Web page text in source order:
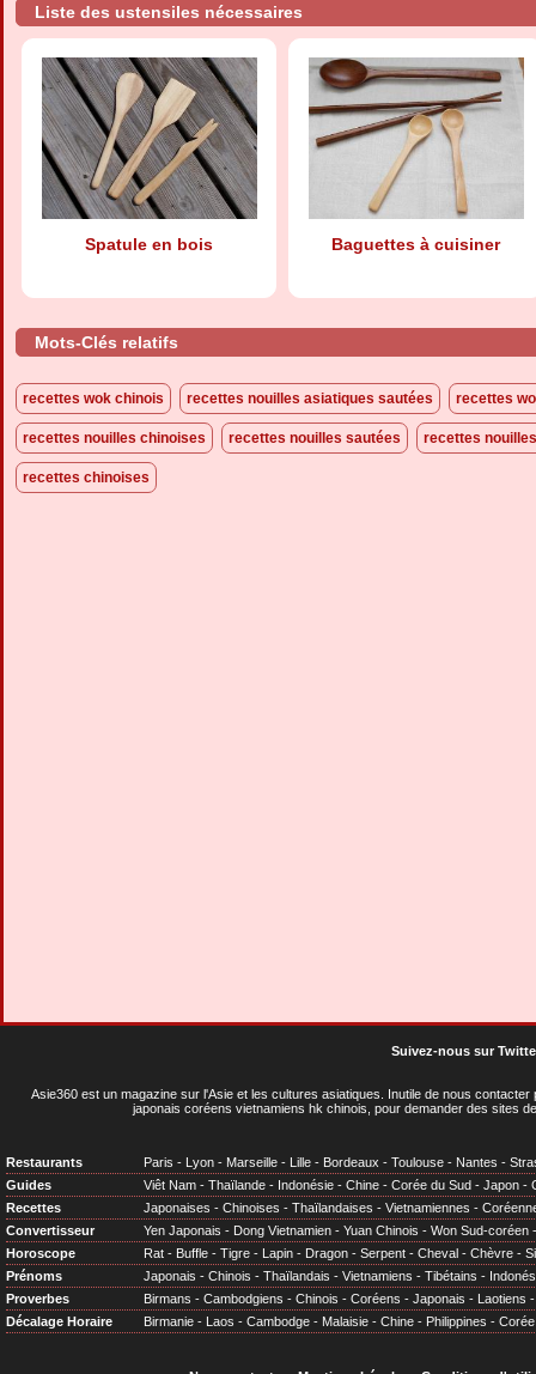
Liste des ustensiles nécessaires
Spatule en bois Baguettes à cuisiner
Mots-Clés relatifs
recettes wok chinois recettes nouilles asiatiques sautées recettes
recettes nouilles chinoises recettes nouilles sautées recettes
recettes chinoises
Suivez-nous sur
Asie360 est un magazine sur l'Asie et les cultures asiatiques . Inutile de nous
japonais coréens vietnamiens hk chinois, pour demander des sites
Restaurants Paris - Lyon - Marseille - Lille - Bordeaux - Toulouse - Nantes -
Guides
Viêt Nam - Thaïlande - Indonésie - Chine - Corée du Sud - Japon -
Recettes
Japonaises - Chinoises - Thaïlandaises - Vietnamiennes -
Convertisseur
Yen Japonais - Dong Vietnamien - Yuan Chinois - Won Sud-coréen
Horoscope
Rat - Buffle - Tigre - Lapin - Dragon - Serpent - Cheval - Chèvre -
Prénoms
Japonais - Chinois - Thaïlandais - Vietnamiens - Tibétains -
Proverbes
Birmans - Cambodgiens - Chinois - Coréens - Japonais - Laotiens
Décalage Horaire
Birmanie - Laos - Cambodge - Malaisie - Chine - Philippines - Corée